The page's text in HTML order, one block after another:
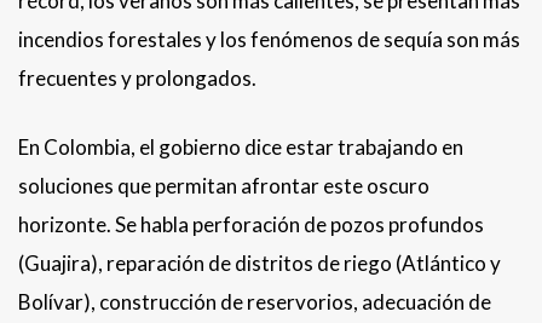
incendios forestales y los fenómenos de sequía son más
frecuentes y prolongados.
En Colombia, el gobierno dice estar trabajando en
soluciones que permitan afrontar este oscuro
horizonte. Se habla perforación de pozos profundos
(Guajira), reparación de distritos de riego (Atlántico y
Bolívar), construcción de reservorios, adecuación de